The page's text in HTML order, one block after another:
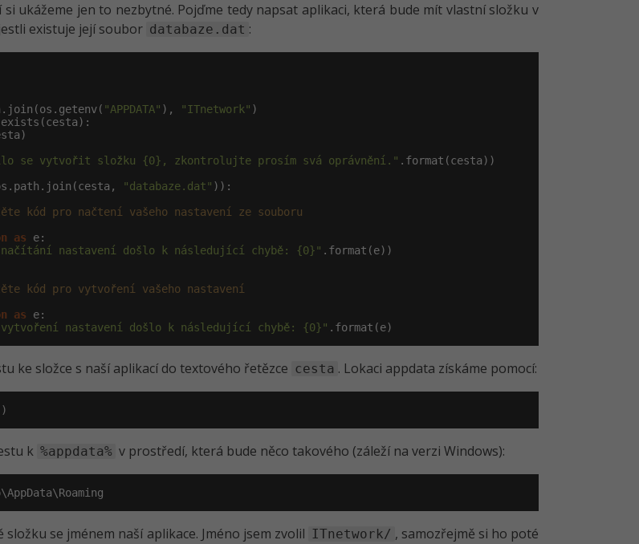
si ukážeme jen to nezbytné. Pojďme tedy napsat aplikaci, která bude mít vlastní složku v
existuje její soubor databaze.dat :
"APPDATA" ), "ITnetwork" )
se vytvořit složku {0}, zkontrolujte prosím svá oprávnění." .format(cesta))
"databaze.dat" )):
kód pro načtení vašeho nastavení ze souboru
as e:
nastavení došlo k následující chybě: {0}"
kód pro vytvoření vašeho nastavení
as e:
nastavení došlo k následující chybě: {0}" .format(e)
ke složce s naší aplikací do textového řetězce cesta . Lokaci appdata získáme pomocí:
)
k %appdata% v prostředí, která bude něco takového (záleží na verzi Windows):
složku se jménem naší aplikace. Jméno jsem zvolil ITnetwork/ , samozřejmě si ho poté